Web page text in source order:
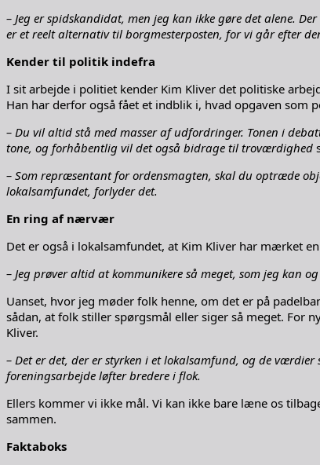
– Jeg er spidskandidat, men jeg kan ikke gøre det alene.
er et reelt alternativ til borgmesterposten, for vi går efter
Kender til politik indefra
I sit arbejde i politiet kender Kim Kliver det politiske
Han har derfor også fået et indblik i, hvad opgaven som
– Du vil altid stå med masser af udfordringer. Tonen i
tone, og forhåbentlig vil det også bidrage til troværdighed
– Som repræsentant for ordensmagten, skal du optræde
lokalsamfundet, forlyder det.
En ring af nærvær
Det er også i lokalsamfundet, at Kim Kliver har mærket
– Jeg prøver altid at kommunikere så meget, som jeg kan
Uanset, hvor jeg møder folk henne, om det er på
sådan, at folk stiller spørgsmål eller siger så meget. For
Kliver.
– Det er det, der er styrken i et lokalsamfund, og de
foreningsarbejde løfter bredere i flok.
Ellers kommer vi ikke mål. Vi kan ikke bare læne os
sammen.
Faktaboks